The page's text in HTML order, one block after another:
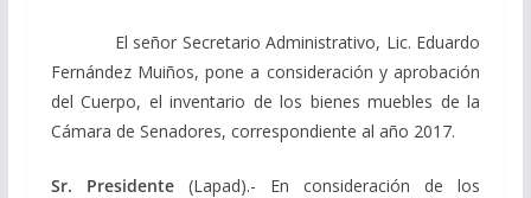
El señor Secretario Administrativo, Lic. Eduardo
Fernández Muiños, pone a consideración y aprobación
del Cuerpo, el inventario de los bienes muebles de la
Cámara de Senadores, correspondiente al año 2017.
Sr. Presidente (Lapad).- En consideración de los